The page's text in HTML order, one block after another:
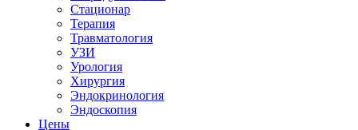
Стационар
Терапия
Травматология
УЗИ
Урология
Хирургия
Эндокринология
Эндоскопия
Цены